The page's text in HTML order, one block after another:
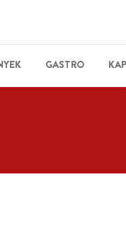
GASTRO